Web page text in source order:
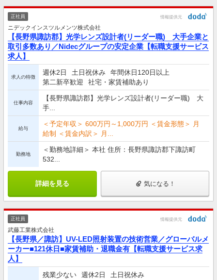
正社員 情報提供元
ニデックインスツルメンツ株式会社
【長野県諏訪郡】光学レンズ設計者(リーダー職) 大手企業と
取引多数あり／Nidecグループの安定企業【転職支援サービス
求人】
求人の特徴
週休2日 土日祝休み
年間休日120日以上
第二新卒歓迎
社宅・家賃補助あり
仕事内容
【長野県諏訪郡】光学レンズ設計者(リーダー職) 大
手...
給与
＜予定年収＞ 600万円～1,000万円 ＜賃金形態＞ 月
給制 ＜賃金内訳＞ 月...
勤務地
＜勤務地詳細＞ 本社 住所：長野県諏訪郡下諏訪町
532...
詳細を見る 気になる！
正社員 情報提供元
武藤工業株式会社
【長野県／諏訪】UV-LED照射装置の技術営業／グローバルメ
ーカー■121休日■家賃補助・退職金有【転職支援サービス求
人】
残業少ない 週休2日
土日祝休み